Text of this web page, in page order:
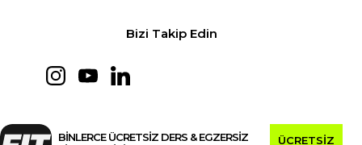
Bizi Takip Edin
BİNLERCE ÜCRETSİZ DERS & EGZERSİZ
ÜCRETSİZ